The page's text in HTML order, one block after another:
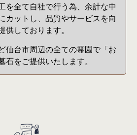
を全て自社で行う為、余計な中
カットし、品質やサービスを向
しております。
仙台市周辺の全ての霊園で「お
石をご提供いたします。